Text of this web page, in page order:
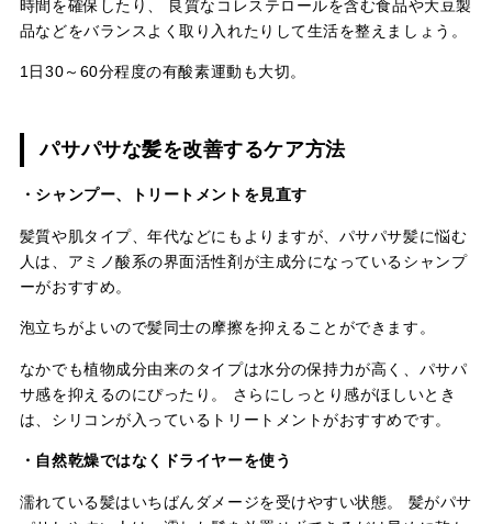
時間を確保したり、 良質なコレステロールを含む食品や大豆製
品などをバランスよく取り入れたりして生活を整えましょう。
1日30～60分程度の有酸素運動も大切。
パサパサな髪を改善するケア方法
・シャンプー、トリートメントを見直す
髪質や肌タイプ、年代などにもよりますが、パサパサ髪に悩む
人は、アミノ酸系の界面活性剤が主成分になっているシャンプ
ーがおすすめ。
泡立ちがよいので髪同士の摩擦を抑えることができます。
なかでも植物成分由来のタイプは水分の保持力が高く、パサパ
サ感を抑えるのにぴったり。 さらにしっとり感がほしいとき
は、シリコンが入っているトリートメントがおすすめです。
・自然乾燥ではなくドライヤーを使う
濡れている髪はいちばんダメージを受けやすい状態。 髪がパサ